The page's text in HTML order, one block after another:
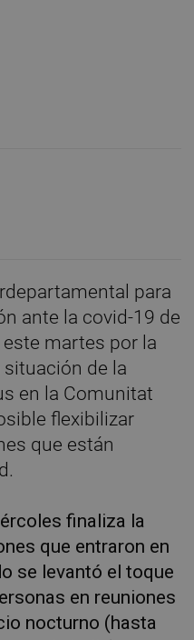
para
ante la covid-19 de
este martes por la
situación de la
en la Comunitat
flexibilizar
que están
finaliza la
que entraron en
se levantó el toque
en reuniones
nocturno (hasta